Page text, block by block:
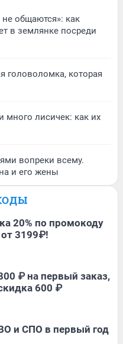
общаются»: как
в землянке посреди
головоломка, которая
много лисичек: как их
вопреки всему.
и его жены
20% по промокоду
3199₽!
₽ на первый заказ,
600 ₽
и СПО в первый год